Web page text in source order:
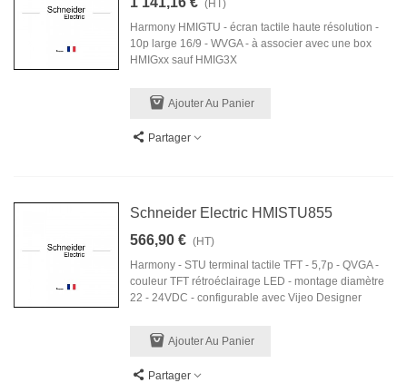
(HT)
Harmony HMIGTU - écran tactile haute résolution -
10p large 16/9 - WVGA - à associer avec une box
HMIGxx sauf HMIG3X
Ajouter Au Panier
Partager
Schneider Electric HMISTU855
566,90 € (HT)
Harmony - STU terminal tactile TFT - 5,7p - QVGA -
couleur TFT rétroéclairage LED - montage diamètre
22 - 24VDC - configurable avec Vijeo Designer
Ajouter Au Panier
Partager